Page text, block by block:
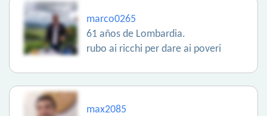
marco0265
61 años de Lombardia.
rubo ai ricchi per dare ai poveri
max2085